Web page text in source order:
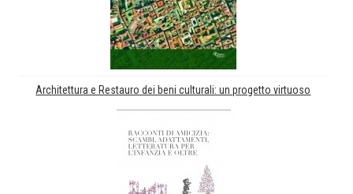
Architettura e Restauro dei beni culturali: un progetto virtuoso